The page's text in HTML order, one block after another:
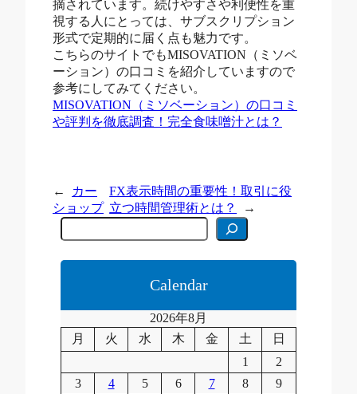
摘されています。続けやすさや利便性を重
視する人にとっては、サブスクリプション
形式で定期的に届く点も魅力です。
こちらのサイトでもMISOVATION（ミソベ
ーション）の口コミを紹介していますので
参考にしてみてください。
MISOVATION（ミソベーション）の口コミ
や評判を徹底調査！完全食味噌汁とは？
←
カー
ショップ
FX表示時間の重要性！取引に役
立つ時間管理術とは？
→
C
e
c
Calendar
2026年8月
月
火 水 木 金 土
日
1
2
3
4 5 6 7 8
9